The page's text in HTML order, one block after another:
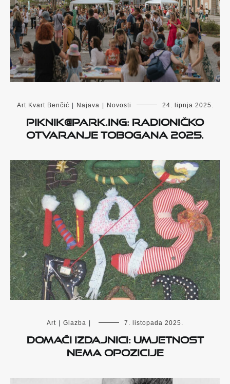
Art Kvart Benčić Najava Novosti 24. lipnja 2025.
piknik@park.ing: radioničko
otvaranje Tobogana 2025.
Art Glazba 7. listopada 2025.
Domaći izdajnici: umjetnost
nema opozicije